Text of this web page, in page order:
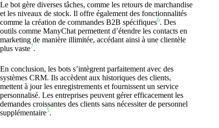
Le bot gère diverses tâches, comme les retours de marchandise
et les niveaux de stock. Il offre également des fonctionnalités
comme la création de commandes B2B spécifiques6. Des
outils comme ManyChat permettent d’étendre les contacts en
marketing de manière illimitée, accédant ainsi à une clientèle
plus vaste7.
En conclusion, les bots s’intègrent parfaitement avec des
systèmes CRM. Ils accèdent aux historiques des clients,
mettent à jour les enregistrements et fournissent un service
personnalisé. Les entreprises peuvent gérer efficacement les
demandes croissantes des clients sans nécessiter de personnel
supplémentaire5.